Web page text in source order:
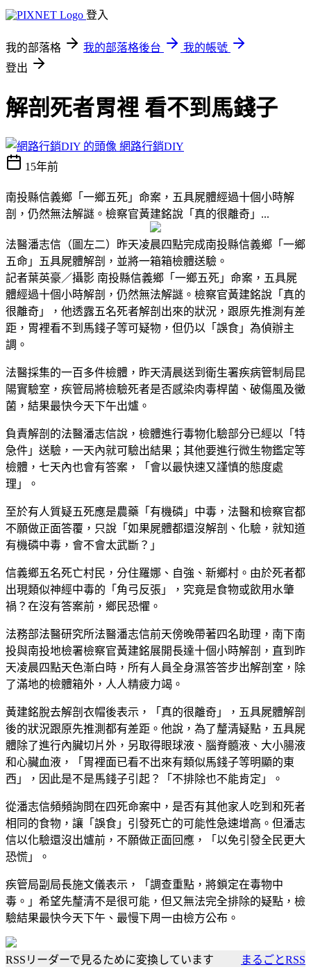
登入
我的部落格 我的部落格後台
我的帳號
登出
解剖死者胃裡 看不到馬錢子
網路行銷DIY
15年前
南投縣信義鄉「一鄉五死」命案，五具屍體經過十個小時解
剖，仍然無法解謎。檢察官黃建銘說「真的很離奇」...
法醫潘志信（圖左二）昨天凌晨四點完成南投縣信義鄉「一鄉
五命」五具屍體解剖，並將一箱箱檢體送驗。
記者葉英豪／攝影 南投縣信義鄉「一鄉五死」命案，五具屍
體經過十個小時解剖，仍然無法解謎。檢察官黃建銘說「真的
很離奇」，他透露五名死者解剖出來的狀況，跟原先推測有差
距，胃裡看不到馬錢子等可疑物，但仍以「誤食」為偵辦主
調。
法醫採集的一百多件檢體，昨天清晨送到衛生署疾病管制局昆
陽實驗室，疾管局將檢驗死者是否感染肉毒桿菌、破傷風及黴
菌，結果最快今天下午出爐。
負責解剖的法醫潘志信說，檢體進行毒物化驗部分已經以「特
急件」送驗，一天內就可驗出結果；其他要進行微生物鑑定等
檢體，七天內也會有答案，「會以最快速又謹慎的態度處
理」。
至於有人質疑五死應是農藥「有機磷」中毒，法醫和檢察官都
不願做正面答覆，只說「如果屍體都還沒解剖、化驗，就知道
有機磷中毒，會不會太武斷？」
信義鄉五名死亡村民，分住羅娜、自強、新鄉村。由於死者都
出現類似神經中毒的「角弓反張」，究竟是食物或飲用水肇
禍？在沒有答案前，鄉民恐懼。
法務部法醫研究所法醫潘志信前天傍晚帶著四名助理，南下南
投與南投地檢署檢察官黃建銘展開長達十個小時解剖，直到昨
天凌晨四點天色漸白時，所有人員全身濕答答步出解剖室，除
了滿地的檢體箱外，人人精疲力竭。
黃建銘脫去解剖衣帽後表示，「真的很離奇」，五具屍體解剖
後的狀況跟原先推測都有差距。他說，為了釐清疑點，五具屍
體除了進行內臟切片外，另取得眼球液、腦脊髓液、大小腸液
和心臟血液，「胃裡面已看不出來有類似馬錢子等明顯的東
西」，因此是不是馬錢子引起？「不排除也不能肯定」。
從潘志信頻頻詢問在四死命案中，是否有其他家人吃到和死者
相同的食物，讓「誤食」引發死亡的可能性急速增高。但潘志
信以化驗還沒出爐前，不願做正面回應，「以免引發全民更大
恐慌」。
疾管局副局長施文儀表示，「調查重點，將鎖定在毒物中
毒。」希望先釐清不是很可能，但又無法完全排除的疑點，檢
驗結果最快今天下午、最慢下周一由檢方公布。
RSSリーダーで見るために変換しています まるごとRSS